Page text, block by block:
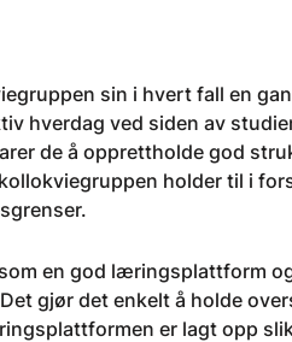
sin i hvert fall en
hverdag ved siden av
de å opprettholde god
holder til i
som en god læringsplattform
gjør det enkelt å holde
er lagt opp